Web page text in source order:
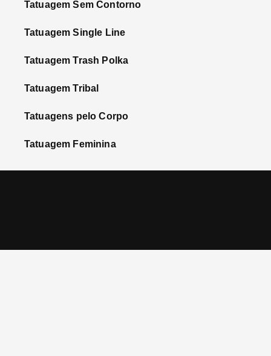
Tatuagem Sem Contorno
Tatuagem Single Line
Tatuagem Trash Polka
Tatuagem Tribal
Tatuagens pelo Corpo
Tatuagem Feminina